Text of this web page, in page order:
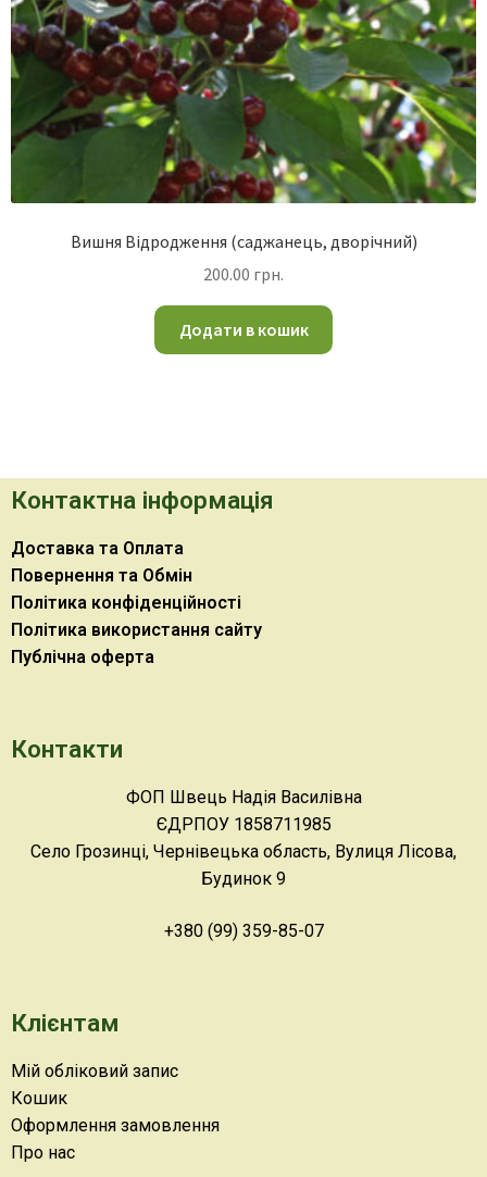
Вишня Відродження (саджанець, дворічний)
200.00 грн.
Додати в кошик
Контактна інформація
Доставка та Оплата
Повернення та Обмін
Політика конфіденційності
Політика використання сайту
Публічна оферта
Контакти
ФОП Швець Надія Василівна
ЄДРПОУ 1858711985
Село Грозинці, Чернівецька область, Вулиця Лісова,
Будинок 9
+380 (99) 359-85-07
Клієнтам
Мій обліковий запис
Кошик
Оформлення замовлення
Про нас